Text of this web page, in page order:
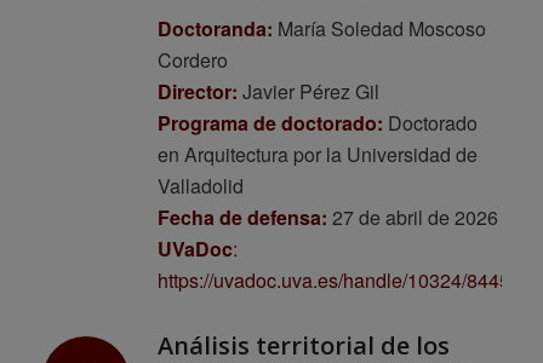
Doctoranda: María Soledad Moscoso
Cordero
Director: Javier Pérez Gil
Programa de doctorado: Doctorado
en Arquitectura por la Universidad de
Valladolid
Fecha de defensa: 27 de abril de 2026
UVaDoc:
https://uvadoc.uva.es/handle/10324/84453
Análisis territorial de los